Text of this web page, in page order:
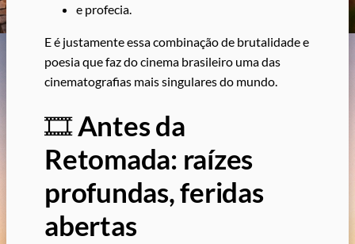
e profecia.
E é justamente essa combinação de brutalidade e
poesia que faz do cinema brasileiro uma das
cinematografias mais singulares do mundo.
🎞️Antes da
Retomada: raízes
profundas, feridas
abertas